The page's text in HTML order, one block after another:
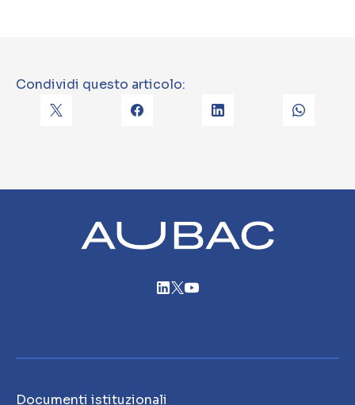
Condividi questo articolo:
Documenti istituzionali